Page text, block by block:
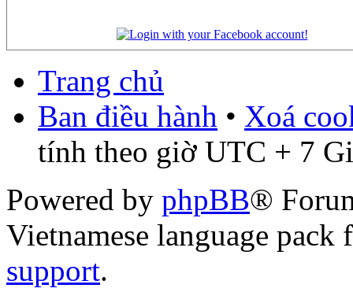
Trang chủ
Ban điều hành • Xoá
tính theo giờ UTC + 7
Powered by phpBB®
Vietnamese language
support.